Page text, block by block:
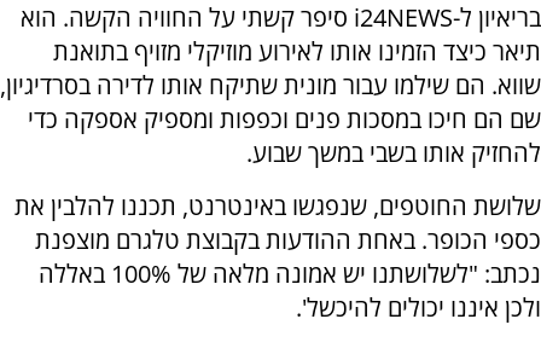
בריאיון ל-i24NEWS סיפר קשתי על החוויה הקשה. הוא
תיאר כיצד הזמינו אותו לאירוע מוזיקלי מזויף בתואנת
שווא. הם שילמו עבור מונית שתיקח אותו לדירה בסרדיגיון,
שם הם חיכו במסכות פנים וכפפות ומספיק אספקה כדי
להחזיק אותו בשבי במשך שבוע.
שלושת החוטפים, שנפגשו באינטרנט, תכננו להלבין את
כספי הכופר. באחת ההודעות בקבוצת טלגרם מוצפנת
נכתב: "לשלושתנו יש אמונה מלאה של 100% באללה
ולכן איננו יכולים להיכשל'.